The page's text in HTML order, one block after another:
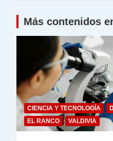
k
Más contenidos
CIENCIA Y TECNOLOGÍA
EL RANCO
VALDIVIA